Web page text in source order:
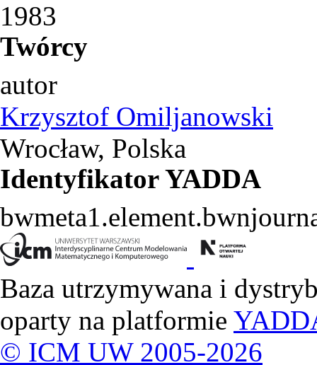
1983
Twórcy
autor
Krzysztof Omiljanowski
Wrocław, Polska
Identyfikator YADDA
Baza utrzymywana i
oparty na platformie
© ICM UW 2005-2026